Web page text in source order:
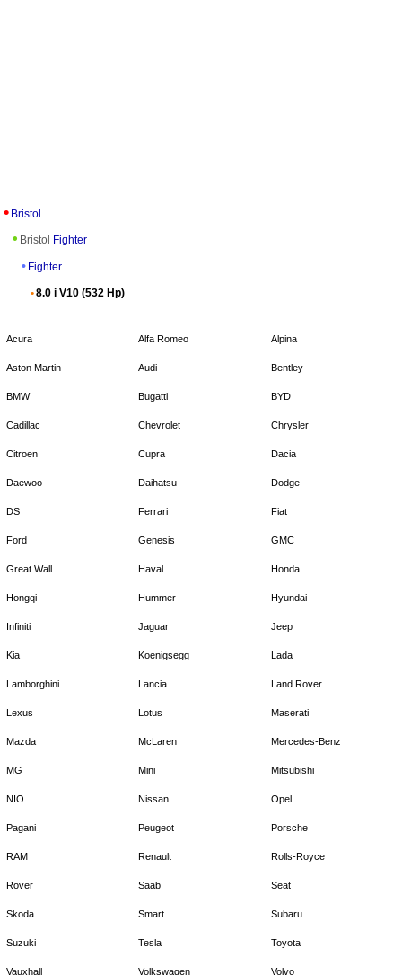
Bristol
Bristol Fighter
Fighter
8.0 i V10 (532 Hp)
Acura Alfa Romeo Alpina
Aston Martin Audi Bentley
BMW Bugatti BYD
Cadillac Chevrolet Chrysler
Citroen Cupra Dacia
Daewoo Daihatsu Dodge
DS Ferrari Fiat
Ford Genesis GMC
Great Wall Haval Honda
Hongqi Hummer Hyundai
Infiniti Jaguar Jeep
Kia Koenigsegg Lada
Lamborghini Lancia Land Rover
Lexus Lotus Maserati
Mazda McLaren Mercedes-Benz
MG Mini Mitsubishi
NIO Nissan Opel
Pagani Peugeot Porsche
RAM Renault Rolls-Royce
Rover Saab Seat
Skoda Smart Subaru
Suzuki Tesla Toyota
Vauxhall Volkswagen Volvo